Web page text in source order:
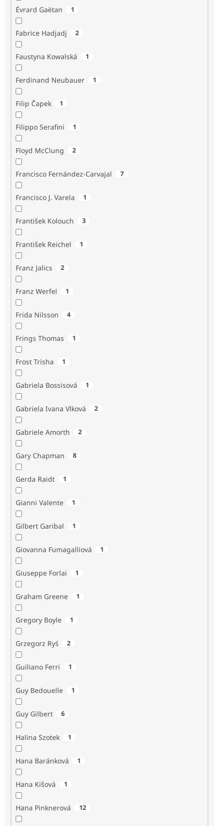
Évrard Gaëtan 1
Fabrice Hadjadj 2
Faustyna Kowalská 1
Ferdinand Neubauer 1
Filip Čapek 1
Filippo Serafini 1
Floyd McClung 2
Francisco Fernández-Carvajal 7
Francisco J. Varela 1
František Kolouch 3
František Reichel 1
Franz Jalics 2
Franz Werfel 1
Frida Nilsson 4
Frings Thomas 1
Frost Trisha 1
Gabriela Bossisová 1
Gabriela Ivana Vlková 2
Gabriele Amorth 2
Gary Chapman 8
Gerda Raidt 1
Gianni Valente 1
Gilbert Garibal 1
Giovanna Fumagalliová 1
Giuseppe Forlai 1
Graham Greene 1
Gregory Boyle 1
Grzegorz Ryś 2
Guiliano Ferri 1
Guy Bedouelle 1
Guy Gilbert 6
Halina Szotek 1
Hana Baránková 1
Hana Kišová 1
Hana Pinknerová 12